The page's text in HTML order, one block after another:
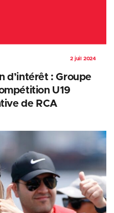
2 juil 2024
d’intérêt : Groupe
U19
de RCA